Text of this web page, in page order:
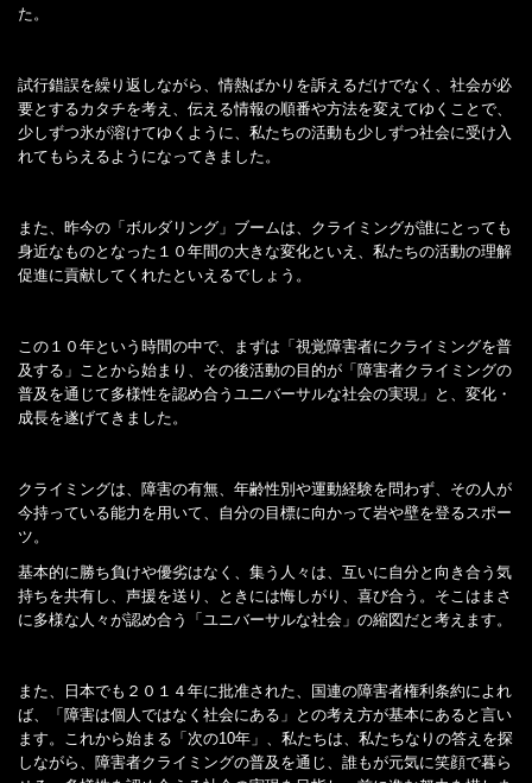
た。
試行錯誤を繰り返しながら、情熱ばかりを訴えるだけでなく、社会が必
要とするカタチを考え、伝える情報の順番や方法を変えてゆくことで、
少しずつ氷が溶けてゆくように、私たちの活動も少しずつ社会に受け入
れてもらえるようになってきました。
また、昨今の「ボルダリング」ブームは、クライミングが誰にとっても
身近なものとなった１０年間の大きな変化といえ、私たちの活動の理解
促進に貢献してくれたといえるでしょう。
この１０年という時間の中で、まずは「視覚障害者にクライミングを普
及する」ことから始まり、その後活動の目的が「障害者クライミングの
普及を通じて多様性を認め合うユニバーサルな社会の実現」と、変化・
成長を遂げてきました。
クライミングは、障害の有無、年齢性別や運動経験を問わず、その人が
今持っている能力を用いて、自分の目標に向かって岩や壁を登るスポー
ツ。
基本的に勝ち負けや優劣はなく、集う人々は、互いに自分と向き合う気
持ちを共有し、声援を送り、ときには悔しがり、喜び合う。そこはまさ
に多様な人々が認め合う「ユニバーサルな社会」の縮図だと考えます。
また、日本でも２０１４年に批准された、国連の障害者権利条約によれ
ば、「障害は個人ではなく社会にある」との考え方が基本にあると言い
ます。これから始まる「次の10年」、私たちは、私たちなりの答えを探
しながら、障害者クライミングの普及を通じ、誰もが元気に笑顔で暮ら